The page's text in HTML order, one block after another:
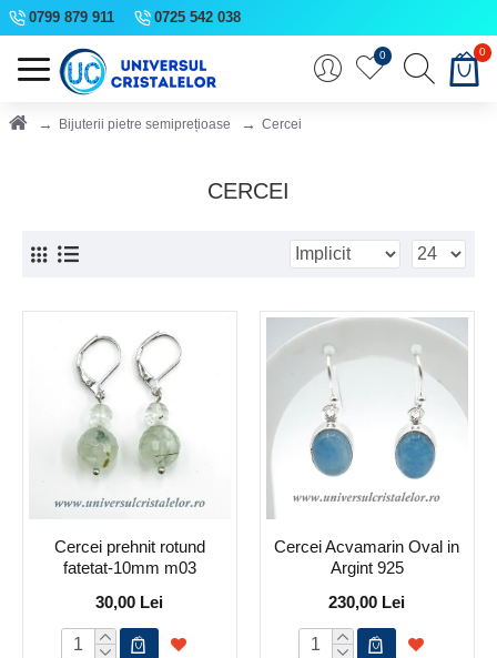
0799 879 911 0725 542 038
0 0
Bijuterii pietre semiprețioase Cercei
CERCEI
Cercei prehnit rotund
fatetat-10mm m03
30,00 Lei
Cercei Acvamarin Oval in
Argint 925
230,00 Lei